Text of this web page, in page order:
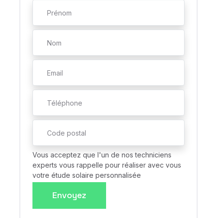
Vous acceptez que l'un de nos techniciens
experts vous rappelle pour réaliser avec vous
votre étude solaire personnalisée
Envoyez